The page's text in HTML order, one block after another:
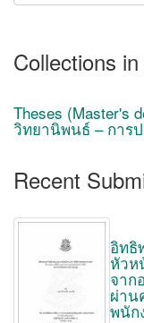
Collections
Theses (Master's
วิทยานิพนธ์ – การ
Recent
อิทธิ
หัวห
จาก
ผ่าน
พนัก